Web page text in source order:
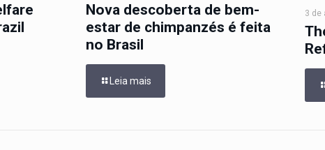
Nova descoberta de bem-
estar de chimpanzés é feita
no Brasil
Leia mais
3 de